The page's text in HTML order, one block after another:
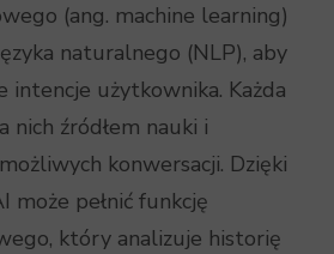
(ang. machine learning)
naturalnego (NLP), aby
intencje użytkownika. Każda
nich źródłem nauki i
konwersacji. Dzięki
pełnić funkcję
który analizuje historię